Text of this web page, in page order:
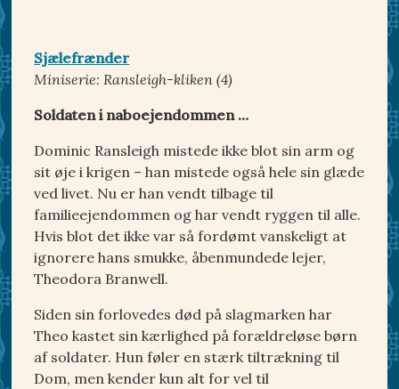
Sjælefrænder
Miniserie: Ransleigh-kliken (4)
Soldaten i naboejendommen …
Dominic Ransleigh mistede ikke blot sin arm og
sit øje i krigen – han mistede også hele sin glæde
ved livet. Nu er han vendt tilbage til
familieejendommen og har vendt ryggen til alle.
Hvis blot det ikke var så fordømt vanskeligt at
ignorere hans smukke, åbenmundede lejer,
Theodora Branwell.
Siden sin forlovedes død på slagmarken har
Theo kastet sin kærlighed på forældreløse børn
af soldater. Hun føler en stærk tiltrækning til
Dom, men kender kun alt for vel til